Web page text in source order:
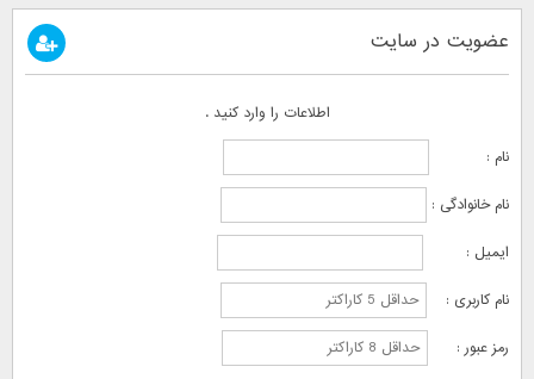
عضویت در سایت
اطلاعات را وارد کنید .
نام :
نام خانوادگی :
ایمیل :
نام کاربری :
رمز عبور :